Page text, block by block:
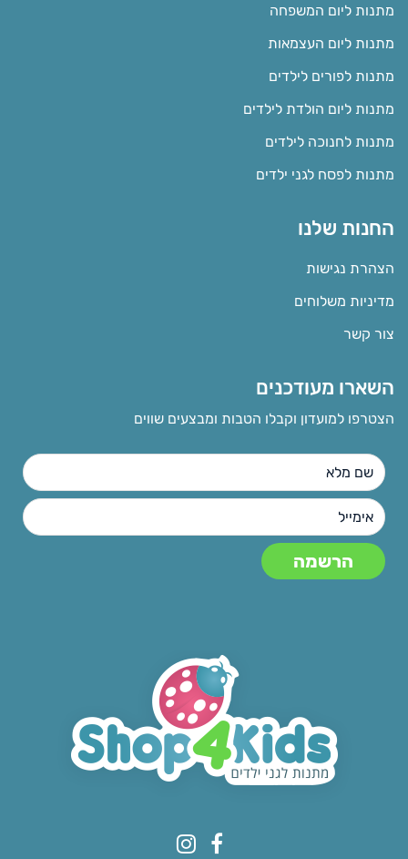
מתנות ליום המשפחה
מתנות ליום העצמאות
מתנות לפורים לילדים
מתנות ליום הולדת לילדים
מתנות לחנוכה לילדים
מתנות לפסח לגני ילדים
החנות שלנו
הצהרת נגישות
מדיניות משלוחים
צור קשר
השארו מעודכנים
הצטרפו למועדון וקבלו הטבות ומבצעים שווים